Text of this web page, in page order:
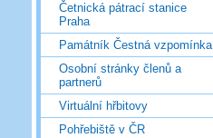
Četnická pátrací stanice
Praha
Památník Čestná vzpomínka
Osobní stránky členů a
partnerů
Virtuální hřbitovy
Pohřebiště v ČR